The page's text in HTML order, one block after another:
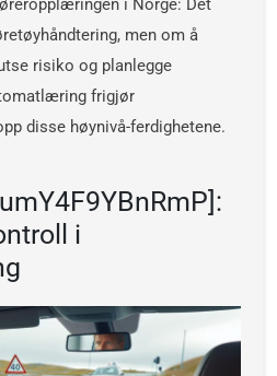
i Norge: Det
men om å
risiko og planlegge
frigjør
disse høynivå-ferdighetene.
i